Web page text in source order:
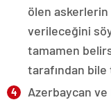
ölen askerlerin
verileceğini
tamamen
tarafından bile
Azerbaycan ve